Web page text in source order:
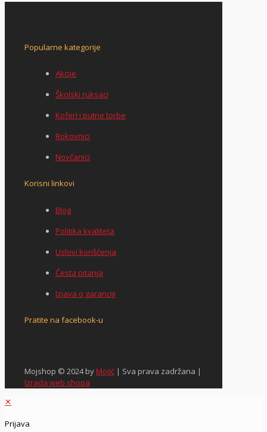
Popularne kategorije
Akcije
Školski ruksaci
Koferi i putne torbe
Rokovnici
Novčanici
Korisni linkovi
Blog
Politika kvaliteta
Uslovi korišćenja
Česta pitanja
Izjava o garanciji
Pratite na facebook-u
Mojshop © 2024 byMojić | Sva prava zadržana |
Izrada web shopa
✕
Prijava